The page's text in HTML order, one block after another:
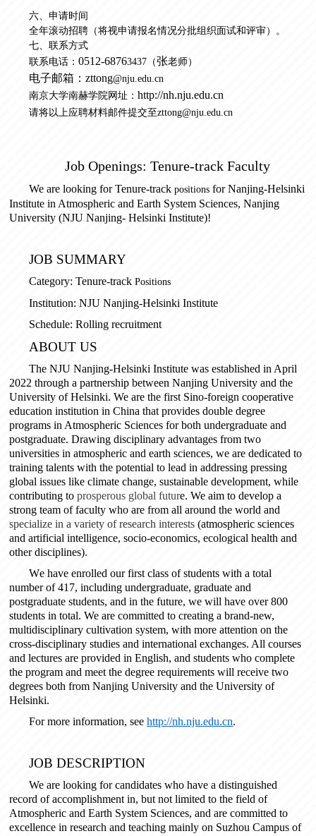
六、申请时间
全年滚动招聘（将视申请报名情况分批组织面试和评审）。
七、联系方式
联系电话：0512-68763437 （张老师）
电子邮箱：zttong@nju.edu.cn
南京大学南赫学院网址：http://nh.nju.edu.cn
请将以上应聘材料邮件提交至zttong@nju.edu.cn
Job Openings: Tenure-track Faculty
We are looking forTenure-track positionsfor Nanjing-Helsinki
Institute in Atmospheric and Earth System Sciences, Nanjing
University (NJU Nanjing- Helsinki Institute)!
JOB SUMMARY
Category: Tenure-track Positions
Institution: NJU Nanjing-Helsinki Institute
Schedule:Rolling recruitment
ABOUT US
The NJU Nanjing-Helsinki Institute was established in April
2022 through a partnership between Nanjing University and the
University of Helsinki. We are thefirst Sino-foreign cooperative
education institution in China that provides double degree
programs in Atmospheric Sciences for both undergraduate and
postgraduate. Drawing disciplinary advantages from two
universities in atmospheric and earth sciences,we are dedicated to
training talents with the potential to lead in addressing pressing
global issues like climate change, sustainable development, while
contributing to prosperous global future. We aim to develop a
strong team of faculty who are from all around the world and
specialize in a variety of research interests(atmospheric sciences
and artificial intelligence, socio-economics, ecological health and
other disciplines).
We have enrolled our first class of students with a total
number of 417, including undergraduate, graduate and
postgraduatestudents, and in the future, we will have over 800
students in total. We are committed to creating a brand-new,
multidisciplinary cultivation system, with more attention on the
cross-disciplinary studies and international exchanges. All courses
and lectures are provided in English, and students who complete
the program and meet the degree requirements will receive two
degrees both from Nanjing University and the University of
Helsinki.
For more information, see http://nh.nju.edu.cn.
JOB DESCRIPTION
We are looking for candidates who have a distinguished
record of accomplishment in, but not limited to the field of
Atmospheric and Earth System Sciences, and are committed to
excellence in research and teaching mainly on Suzhou Campus of